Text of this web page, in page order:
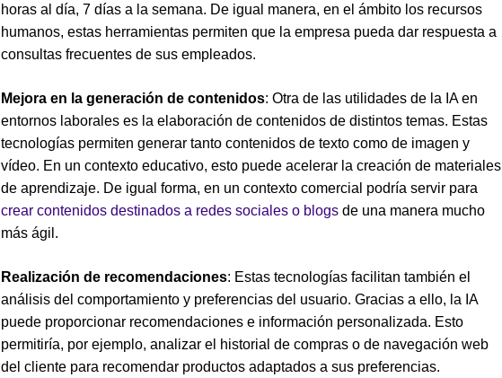
horas al día, 7 días a la semana. De igual manera, en el ámbito los recursos
humanos, estas herramientas permiten que la empresa pueda dar respuesta a
consultas frecuentes de sus empleados.
Mejora en la generación de contenidos: Otra de las utilidades de la IA en
entornos laborales es la elaboración de contenidos de distintos temas. Estas
tecnologías permiten generar tanto contenidos de texto como de imagen y
vídeo. En un contexto educativo, esto puede acelerar la creación de materiales
de aprendizaje. De igual forma, en un contexto comercial podría servir para
crear contenidos destinados a redes sociales o blogs de una manera mucho
más ágil.
Realización de recomendaciones: Estas tecnologías facilitan también el
análisis del comportamiento y preferencias del usuario. Gracias a ello, la IA
puede proporcionar recomendaciones e información personalizada. Esto
permitiría, por ejemplo, analizar el historial de compras o de navegación web
del cliente para recomendar productos adaptados a sus preferencias.